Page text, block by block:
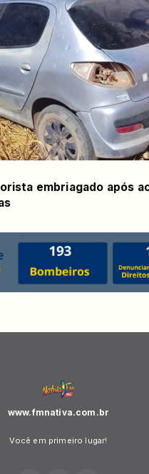
embriagado após
www.fmnativa.com.br
Você em primeiro lugar!